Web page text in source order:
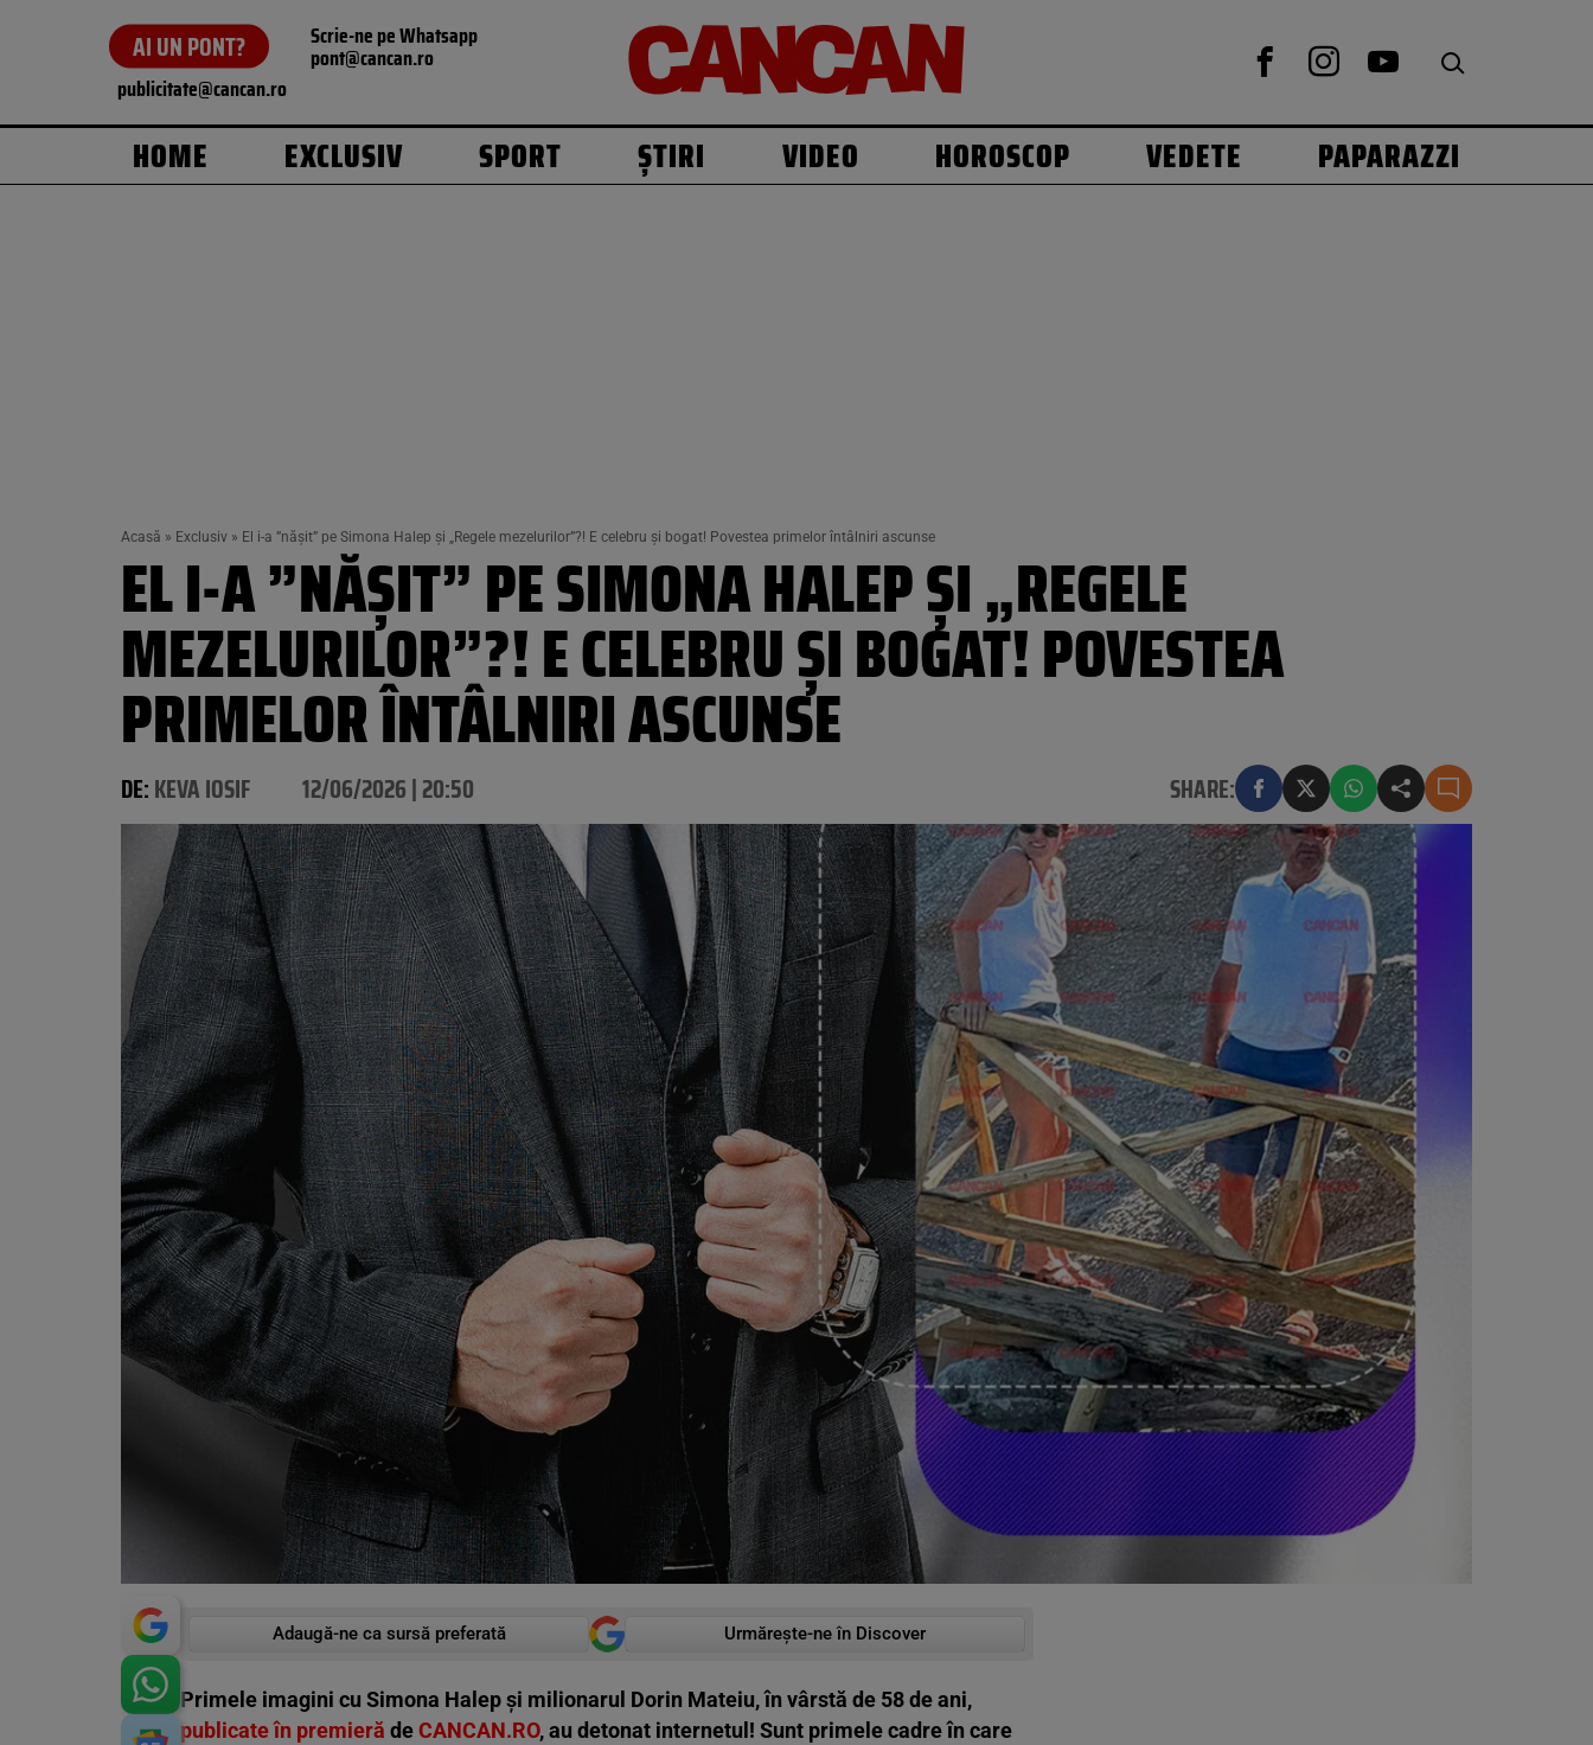
AI UN PONT? Scrie-ne pe Whatsapp
pont@cancan.ro
publicitate@cancan.ro
HOME EXCLUSIV SPORT ȘTIRI VIDEO HOROSCOP VEDETE PAPARAZZI
Acasă » Exclusiv » El i-a ”nășit” pe Simona Halep și „Regele mezelurilor”?! E celebru și bogat! Povestea primelor întâlniri ascunse
EL I-A ”NĂȘIT” PE SIMONA HALEP ȘI „REGELE
MEZELURILOR”?! E CELEBRU ȘI BOGAT! POVESTEA
PRIMELOR ÎNTÂLNIRI ASCUNSE
DE:KEVA IOSIF 12/06/2026 | 20:50 SHARE:
Adaugă-ne ca sursă preferată Urmărește-ne în Discover
Primele imagini cu Simona Halep și milionarul Dorin Mateiu, în vârstă de 58 de ani,
publicate în premieră deCANCAN.RO, au detonat internetul! Sunt primele cadre în care